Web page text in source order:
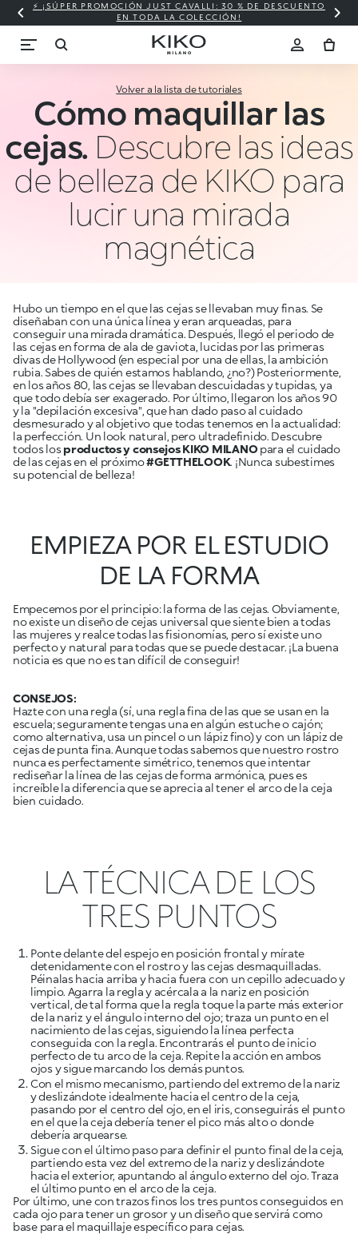
⚡ ¡SÚPER PROMOCIÓN JUST CAVALLI: 30 % DE DESCUENTO
EN TODA LA COLECCIÓN!
Volver a la lista de tutoriales
Cómo maquillar las
cejas. Descubre las ideas
de belleza de KIKO para
lucir una mirada
magnética
Hubo un tiempo en el que las cejas se llevaban muy finas. Se
diseñaban con una única línea y eran arqueadas, para
conseguir una mirada dramática. Después, llegó el periodo de
las cejas en forma de ala de gaviota, lucidas por las primeras
divas de Hollywood (en especial por una de ellas, la ambición
rubia. Sabes de quién estamos hablando, ¿no?) Posteriormente,
en los años 80, las cejas se llevaban descuidadas y tupidas, ya
que todo debía ser exagerado. Por último, llegaron los años 90
y la "depilación excesiva", que han dado paso al cuidado
desmesurado y al objetivo que todas tenemos en la actualidad:
la perfección. Un look natural, pero ultradefinido. Descubre
todos losproductos y consejos KIKO MILANOpara el cuidado
de las cejas en el próximo#GETTHELOOK. ¡Nunca subestimes
su potencial de belleza!
EMPIEZA POR EL ESTUDIO
DE LA FORMA
Empecemos por el principio: la forma de las cejas. Obviamente,
no existe un diseño de cejas universal que siente bien a todas
las mujeres y realce todas las fisionomías, pero sí existe uno
perfecto y natural para todas que se puede destacar. ¡La buena
noticia es que no es tan difícil de conseguir!
CONSEJOS:
Hazte con una regla (sí, una regla fina de las que se usan en la
escuela; seguramente tengas una en algún estuche o cajón;
como alternativa, usa un pincel o un lápiz fino) y con un lápiz de
cejas de punta fina. Aunque todas sabemos que nuestro rostro
nunca es perfectamente simétrico, tenemos que intentar
rediseñar la línea de las cejas de forma armónica, pues es
increíble la diferencia que seaprecia al tener el arco de la ceja
bien cuidado.
LA TÉCNICA DE LOS
TRES PUNTOS
Ponte delante del espejo en posición frontal y mírate
detenidamente con el rostro y las cejas desmaquilladas.
Péinalas hacia arriba y hacia fuera con un cepillo adecuado y
limpio. Agarra la regla y acércala a la nariz en posición
vertical, de tal forma que la regla toque la parte más exterior
de la nariz y el ángulo interno del ojo; traza un punto en el
nacimiento de las cejas, siguiendo la línea perfecta
conseguida con la regla. Encontrarás el punto de inicio
perfecto de tu arco de la ceja. Repite la acción en ambos
ojos y sigue marcando los demás puntos.
Con el mismo mecanismo, partiendo del extremo de la nariz
y deslizándote idealmente hacia el centro de la ceja,
pasando por el centro del ojo, en el iris, conseguirás el punto
en el que la ceja debería tener el pico más alto o donde
debería arquearse.
Sigue con el último paso para definir el punto final de la ceja,
partiendo esta vez del extremo de la nariz y deslizándote
hacia el exterior, apuntando al ángulo externo del ojo. Traza
el último punto en el arco de la ceja.
Por último, une con trazos finos los tres puntos conseguidos en
cada ojo para tener un grosor y un diseño que servirá como
base para el maquillaje específico para cejas.